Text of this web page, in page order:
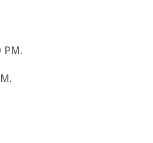
PM.